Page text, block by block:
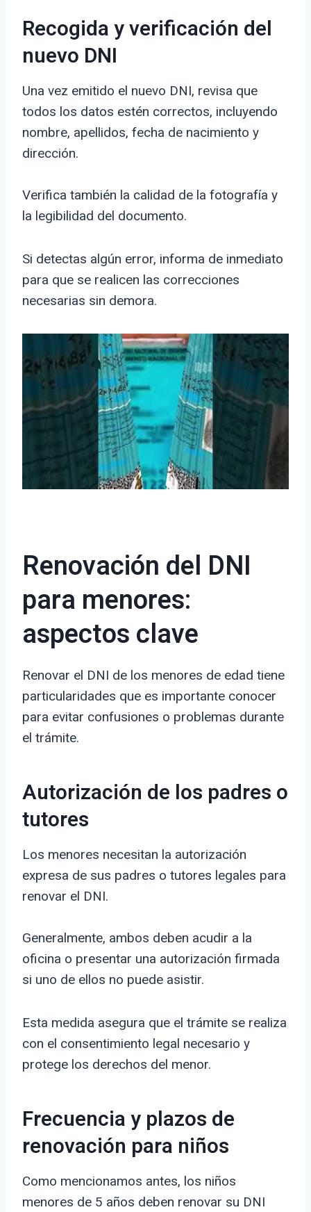
Recogida y verificación del
nuevo DNI
Una vez emitido el nuevo DNI, revisa que
todos los datos estén correctos, incluyendo
nombre, apellidos, fecha de nacimiento y
dirección.
Verifica también la calidad de la fotografía y
la legibilidad del documento.
Si detectas algún error, informa de inmediato
para que se realicen las correcciones
necesarias sin demora.
Renovación del DNI
para menores:
aspectos clave
Renovar el DNI de los menores de edad tiene
particularidades que es importante conocer
para evitar confusiones o problemas durante
el trámite.
Autorización de los padres o
tutores
Los menores necesitan la autorización
expresa de sus padres o tutores legales para
renovar el DNI.
Generalmente, ambos deben acudir a la
oficina o presentar una autorización firmada
si uno de ellos no puede asistir.
Esta medida asegura que el trámite se realiza
con el consentimiento legal necesario y
protege los derechos del menor.
Frecuencia y plazos de
renovación para niños
Como mencionamos antes, los niños
menores de 5 años deben renovar su DNI